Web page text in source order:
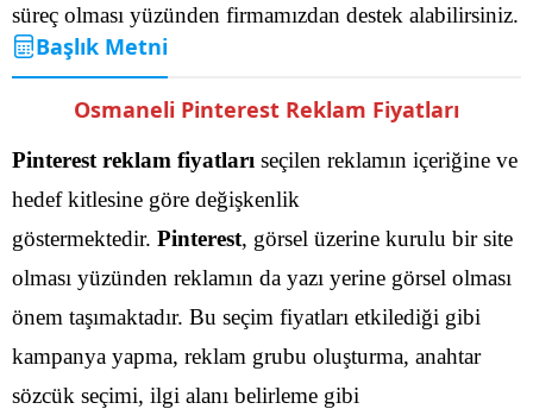
süreç olması yüzünden firmamızdan destek alabilirsiniz.
Başlık Metni
Osmaneli Pinterest Reklam Fiyatları
Pinterest reklam fiyatları seçilen reklamın içeriğine ve
hedef kitlesine göre değişkenlik
göstermektedir. Pinterest, görsel üzerine kurulu bir site
olması yüzünden reklamın da yazı yerine görsel olması
önem taşımaktadır. Bu seçim fiyatları etkilediği gibi
kampanya yapma, reklam grubu oluşturma, anahtar
sözcük seçimi, ilgi alanı belirleme gibi